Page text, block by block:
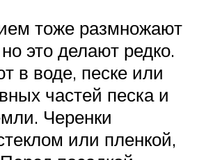
тоже размножают
это делают редко.
в воде, песке или
частей песка и
Черенки
или пленкой,